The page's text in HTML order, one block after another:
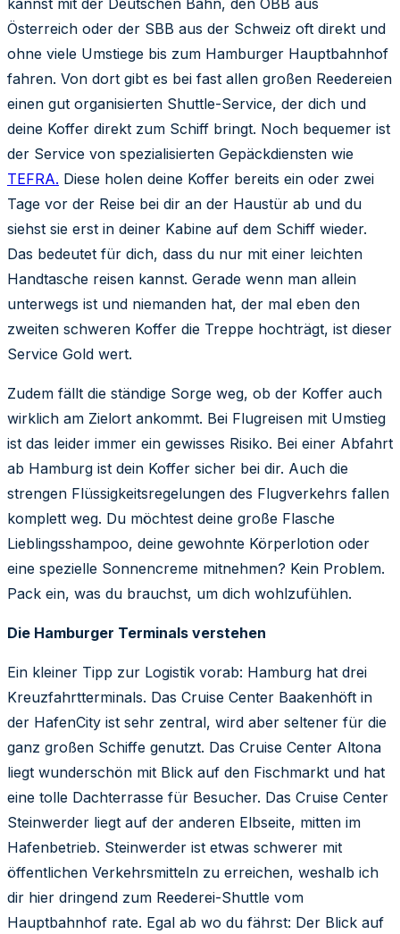
kannst mit der Deutschen Bahn, den ÖBB aus
Österreich oder der SBB aus der Schweiz oft direkt und
ohne viele Umstiege bis zum Hamburger Hauptbahnhof
fahren. Von dort gibt es bei fast allen großen Reedereien
einen gut organisierten Shuttle-Service, der dich und
deine Koffer direkt zum Schiff bringt. Noch bequemer ist
der Service von spezialisierten Gepäckdiensten wie
TEFRA. Diese holen deine Koffer bereits ein oder zwei
Tage vor der Reise bei dir an der Haustür ab und du
siehst sie erst in deiner Kabine auf dem Schiff wieder.
Das bedeutet für dich, dass du nur mit einer leichten
Handtasche reisen kannst. Gerade wenn man allein
unterwegs ist und niemanden hat, der mal eben den
zweiten schweren Koffer die Treppe hochträgt, ist dieser
Service Gold wert.
Zudem fällt die ständige Sorge weg, ob der Koffer auch
wirklich am Zielort ankommt. Bei Flugreisen mit Umstieg
ist das leider immer ein gewisses Risiko. Bei einer Abfahrt
ab Hamburg ist dein Koffer sicher bei dir. Auch die
strengen Flüssigkeitsregelungen des Flugverkehrs fallen
komplett weg. Du möchtest deine große Flasche
Lieblingsshampoo, deine gewohnte Körperlotion oder
eine spezielle Sonnencreme mitnehmen? Kein Problem.
Pack ein, was du brauchst, um dich wohlzufühlen.
Die Hamburger Terminals verstehen
Ein kleiner Tipp zur Logistik vorab: Hamburg hat drei
Kreuzfahrtterminals. Das Cruise Center Baakenhöft in
der HafenCity ist sehr zentral, wird aber seltener für die
ganz großen Schiffe genutzt. Das Cruise Center Altona
liegt wunderschön mit Blick auf den Fischmarkt und hat
eine tolle Dachterrasse für Besucher. Das Cruise Center
Steinwerder liegt auf der anderen Elbseite, mitten im
Hafenbetrieb. Steinwerder ist etwas schwerer mit
öffentlichen Verkehrsmitteln zu erreichen, weshalb ich
dir hier dringend zum Reederei-Shuttle vom
Hauptbahnhof rate. Egal ab wo du fährst: Der Blick auf